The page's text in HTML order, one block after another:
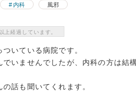
内科 風邪
上経過しています。
いている病院です。
いませんでしたが、内科の方は結
話も聞いてくれます。